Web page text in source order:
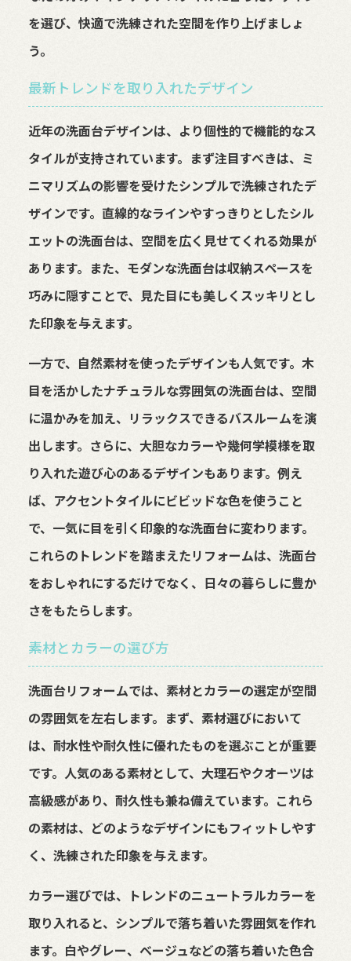
を選び、快適で洗練された空間を作り上げましょ
う。
最新トレンドを取り入れたデザイン
近年の洗面台デザインは、より個性的で機能的なス
タイルが支持されています。まず注目すべきは、ミ
ニマリズムの影響を受けたシンプルで洗練されたデ
ザインです。直線的なラインやすっきりとしたシル
エットの洗面台は、空間を広く見せてくれる効果が
あります。また、モダンな洗面台は収納スペースを
巧みに隠すことで、見た目にも美しくスッキリとし
た印象を与えます。
一方で、自然素材を使ったデザインも人気です。木
目を活かしたナチュラルな雰囲気の洗面台は、空間
に温かみを加え、リラックスできるバスルームを演
出します。さらに、大胆なカラーや幾何学模様を取
り入れた遊び心のあるデザインもあります。例え
ば、アクセントタイルにビビッドな色を使うこと
で、一気に目を引く印象的な洗面台に変わります。
これらのトレンドを踏まえたリフォームは、洗面台
をおしゃれにするだけでなく、日々の暮らしに豊か
さをもたらします。
素材とカラーの選び方
洗面台リフォームでは、素材とカラーの選定が空間
の雰囲気を左右します。まず、素材選びにおいて
は、耐水性や耐久性に優れたものを選ぶことが重要
です。人気のある素材として、大理石やクオーツは
高級感があり、耐久性も兼ね備えています。これら
の素材は、どのようなデザインにもフィットしやす
く、洗練された印象を与えます。
カラー選びでは、トレンドのニュートラルカラーを
取り入れると、シンプルで落ち着いた雰囲気を作れ
ます。白やグレー、ベージュなどの落ち着いた色合